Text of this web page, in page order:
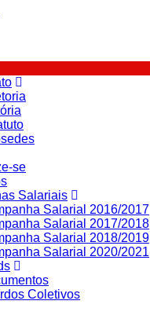
se
Salariais
Salarial 2016/2017
Salarial 2017/2018
Salarial 2018/2019
Salarial 2020/2021
Coletivos